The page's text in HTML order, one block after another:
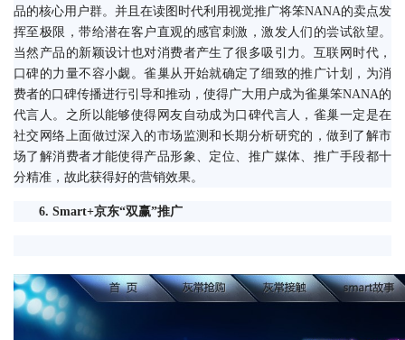
品的核心用户群。并且在读图时代利用视觉推广将笨NANA的卖点发
挥至极限，带给潜在客户直观的感官刺激，激发人们的尝试欲望。
当然产品的新颖设计也对消费者产生了很多吸引力。互联网时代，
口碑的力量不容小觑。雀巢从开始就确定了细致的推广计划，为消
费者的口碑传播进行引导和推动，使得广大用户成为雀巢笨NANA的
代言人。之所以能够使得网友自动成为口碑代言人，雀巢一定是在
社交网络上面做过深入的市场监测和长期分析研究的，做到了解市
场了解消费者才能使得产品形象、定位、推广媒体、推广手段都十
分精准，故此获得好的营销效果。
6. Smart+京东“双赢”推广